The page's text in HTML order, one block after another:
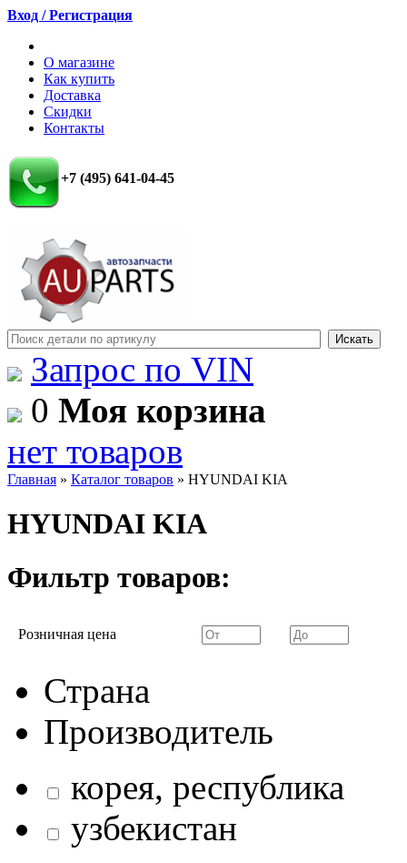
Вход / Регистрация
О магазине
Как купить
Доставка
Скидки
Контакты
+7 (495) 641-04-45
Запрос по VIN
0 Моя корзина
нет товаров
Главная » Каталог товаров » HYUNDAI KIA
HYUNDAI KIA
Фильтр товаров:
Розничная цена
Страна
Производитель
корея, республика
узбекистан